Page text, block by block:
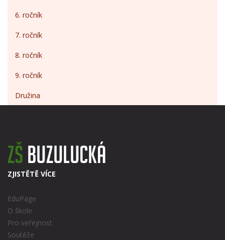
6. ročník
7. ročník
8. ročník
9. ročník
Družina
ZJISTĚTĚ VÍCE
EduPage
O škole
Pro veřejnost
Soutěže